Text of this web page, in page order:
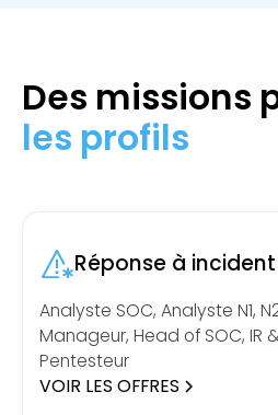
Des missions
les profils
Réponse à incident
Analyste SOC, Analyste N1,
Manageur, Head of SOC, IR
Pentesteur
VOIR LES OFFRES